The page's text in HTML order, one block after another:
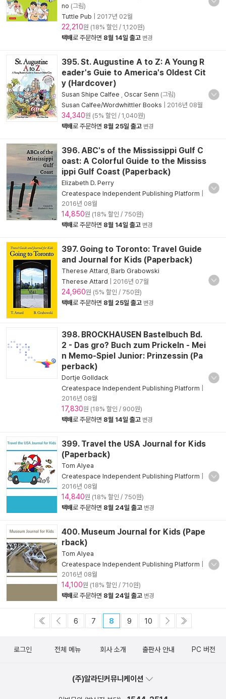
no (그림)
Tuttle Pub
2017년 02월
22,210원 (18% 할인 / 1,120원)
택배로 주문하면 8월 14일 출고 변경
395. St. Augustine A to Z: A Young R
eader's Guie to America's Oldest Cit
y (Hardcover)
Susan Shipe Calfee Oscar Senn (그림)
Susan Calfee/Wordwhittler Books
2016년 08월
34,340원 (5% 할인 / 1,040원)
택배로 주문하면 8월 25일 출고 변경
396. ABC's of the Mississippi Gulf C
oast: A Colorful Guide to the Mississ
ippi Gulf Coast (Paperback)
Elizabeth D. Perry
Createspace Independent Publishing Platform
2016년 08월
14,850원 (18% 할인 / 750원)
택배로 주문하면 8월 14일 출고 변경
397. Going to Toronto: Travel Guide
and Journal for Kids (Paperback)
Therese Attard Barb Grabowski
Therese Attard
2016년 07월
24,960원 (5% 할인 / 750원)
택배로 주문하면 8월 25일 출고 변경
398. BROCKHAUSEN Bastelbuch Bd.
2 - Das gro? Buch zum Prickeln - Mei
n Memo-Spiel Junior: Prinzessin (Pa
perback)
Dortje Golldack
Createspace Independent Publishing Platform
2016년 08월
17,830원 (18% 할인 / 900원)
택배로 주문하면 8월 14일 출고 변경
399. Travel the USA Journal for Kids
(Paperback)
Tom Alyea
Createspace Independent Publishing Platform
2016년 08월
14,840원 (18% 할인 / 750원)
택배로 주문하면 8월 24일 출고 변경
400. Museum Journal for Kids (Pape
rback)
Tom Alyea
Createspace Independent Publishing Platform
2016년 08월
14,100원 (18% 할인 / 710원)
택배로 주문하면 8월 24일 출고 변경
6 7 8 9 10
로그인 전체 메뉴 회사 소개 출판사 안내 PC 버전
(주)알라딘커뮤니케이션